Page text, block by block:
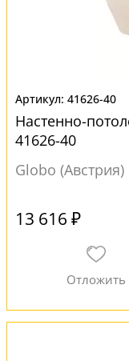
41626-40
Настенно-
41626-40
Globo (Австрия)
13 616 ₽